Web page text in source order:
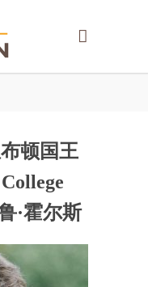
顿国王
·霍尔斯